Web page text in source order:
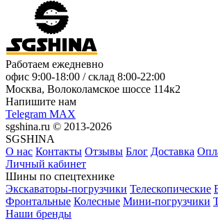
Работаем ежедневно
офис 9:00-18:00 / склад 8:00-22:00
Москва, Волоколамское шоссе 114к2
Напишите нам
Telegram MAX
sgshina.ru © 2013-2026
SGSHINA
О нас Контакты Отзывы Блог Доставка
Личный кабинет
Шины по спецтехнике
Экскаваторы-погрузчики Телескопические
Фронтальные Колесные Мини-погрузчики
Наши бренды